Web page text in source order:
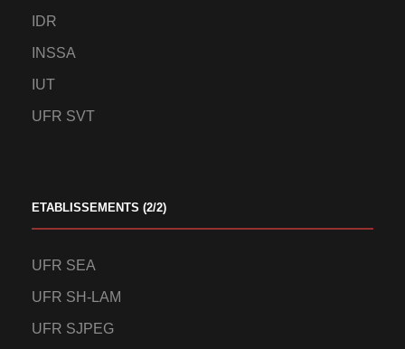
IDR
INSSA
IUT
UFR SVT
ETABLISSEMENTS (2/2)
UFR SEA
UFR SH-LAM
UFR SJPEG